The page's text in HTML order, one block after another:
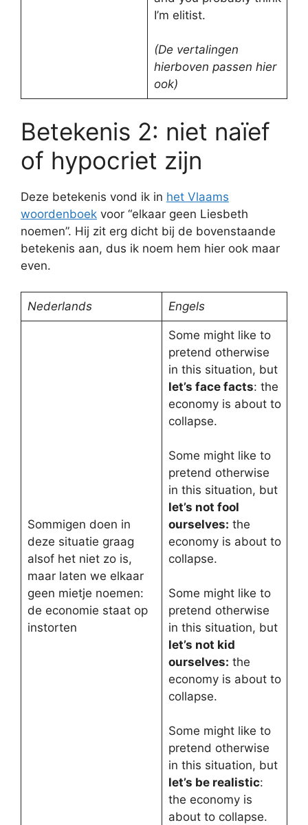
I’m elitist.
(De vertalingen
hierboven passen hier
ook)
Betekenis 2: niet naïef
of hypocriet zijn
Deze betekenis vond ik in het Vlaams
woordenboek voor “elkaar geen Liesbeth
noemen”. Hij zit erg dicht bij de bovenstaande
betekenis aan, dus ik noem hem hier ook maar
even.
Nederlands Engels
Sommigen doen in
deze situatie graag
alsof het niet zo is,
maar laten we elkaar
geen mietje noemen:
de economie staat op
instorten
Some might like to
pretend otherwise
in this situation, but
let’s face facts: the
economy is about to
collapse.
Some might like to
pretend otherwise
in this situation, but
let’s not fool
ourselves: the
economy is about to
collapse.
Some might like to
pretend otherwise
in this situation, but
let’s not kid
ourselves: the
economy is about to
collapse.
Some might like to
pretend otherwise
in this situation, but
let’s be realistic:
the economy is
about to collapse.